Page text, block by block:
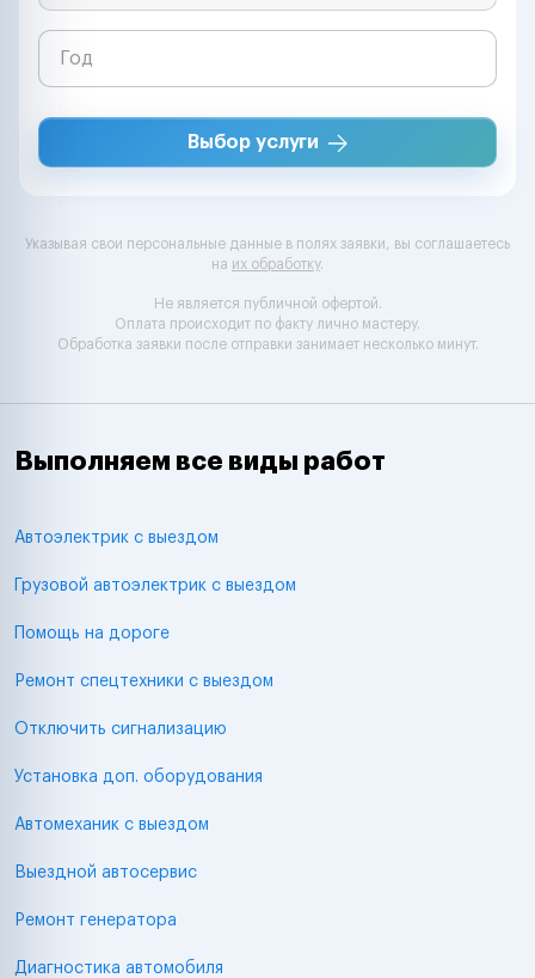
Выбор услуги
Указывая свои персональные данные в полях заявки, вы соглашаетесь
на их обработку.
Не является публичной офертой.
Оплата происходит по факту лично мастеру.
Обработка заявки после отправки занимает несколько минут.
Выполняем все виды работ
Автоэлектрик с выездом
Грузовой автоэлектрик с выездом
Помощь на дороге
Ремонт спецтехники с выездом
Отключить сигнализацию
Установка доп. оборудования
Автомеханик с выездом
Выездной автосервис
Ремонт генератора
Диагностика автомобиля